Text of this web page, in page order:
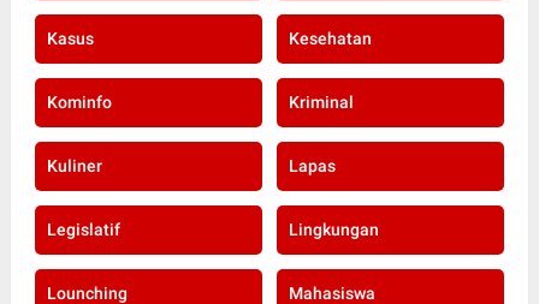
Kasus Kesehatan
Kominfo Kriminal
Kuliner Lapas
Legislatif Lingkungan
Lounching Mahasiswa